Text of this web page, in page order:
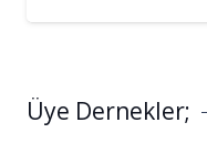
Üye Dernekler;